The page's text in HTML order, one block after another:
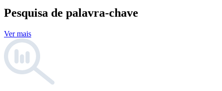
Pesquisa de palavra-chave
Ver mais